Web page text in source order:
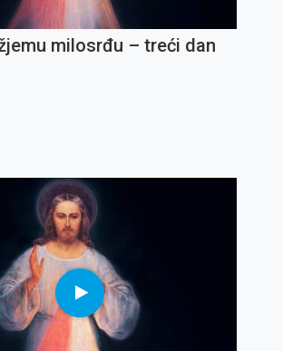
milosrđu – treći dan